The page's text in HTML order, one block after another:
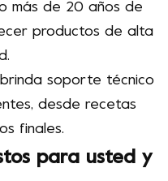
más de 20 años de
productos de alta
soporte técnico
desde recetas
finales.
para usted y